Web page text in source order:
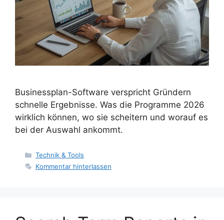
Businessplan-Software verspricht Gründern
schnelle Ergebnisse. Was die Programme 2026
wirklich können, wo sie scheitern und worauf es
bei der Auswahl ankommt.
Kategorien
Technik & Tools
Kommentar hinterlassen